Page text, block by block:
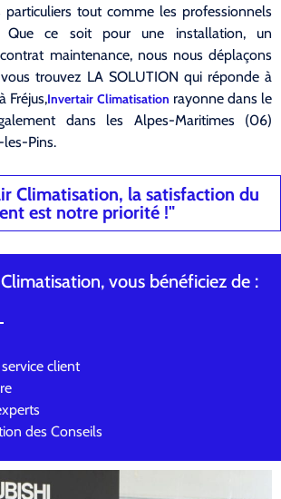
particuliers tout comme les professionnels
Que ce soit pour une installation, un
maintenance, nous nous déplaçons
trouvez LA SOLUTION qui réponde à
Fréjus,Invertair Climatisation rayonne dans le
dans les Alpes-Maritimes (06)
Pins.
Climatisation, la satisfaction du
est notre priorité !"
vous bénéficiez de :
client
des Conseils